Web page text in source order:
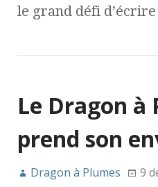
le grand défi
Le Dragon à
prend son
Dragon à Plumes 9